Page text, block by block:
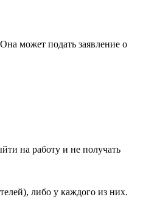
может подать заявление о
на работу и не получать
либо у каждого из них.